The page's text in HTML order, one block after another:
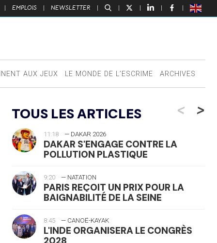
| EMPLOIS | NEWSLETTER | | | | |
AUX JEUX LE MONDE DE L’ESCRIME ARCHIVES
TOUS LES ARTICLES <
11:18 — DAKAR 2026
DAKAR S'ENGAGE CONTRE LA
POLLUTION PLASTIQUE
9:20 — NATATION
PARIS REÇOIT UN PRIX POUR LA
BAIGNABILITÉ DE LA SEINE
8:45 — CANOË-KAYAK
L'INDE ORGANISERA LE CONGRÈS
>